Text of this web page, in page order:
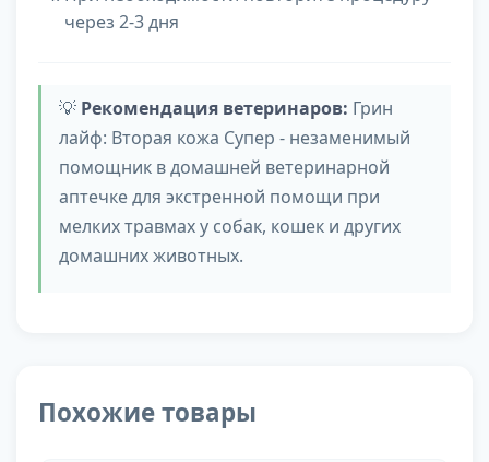
через 2-3 дня
💡 Рекомендация ветеринаров: Грин
лайф: Вторая кожа Супер - незаменимый
помощник в домашней ветеринарной
аптечке для экстренной помощи при
мелких травмах у собак, кошек и других
домашних животных.
Похожие товары